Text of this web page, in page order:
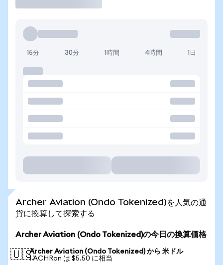
15分 30分 1時間 4時間 1日
Archer Aviation (Ondo Tokenized)を人気の通
貨に換算して探索する
Archer Aviation (Ondo Tokenized)の今日の換算価格
🇺🇸Archer Aviation (Ondo Tokenized) から 米ドル
1 ACHRon は $5.50 に相当